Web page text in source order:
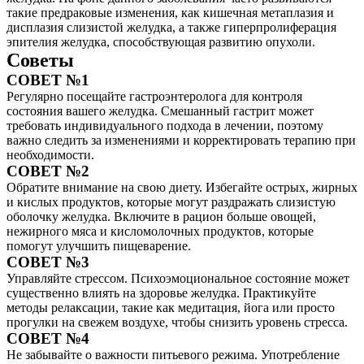
такие предраковые изменения, как кишечная метаплазия и
дисплазия слизистой желудка, а также гиперпролиферация
эпителия желудка, способствующая развитию опухоли.
Советы
СОВЕТ №1
Регулярно посещайте гастроэнтеролога для контроля
состояния вашего желудка. Смешанный гастрит может
требовать индивидуального подхода в лечении, поэтому
важно следить за изменениями и корректировать терапию при
необходимости.
СОВЕТ №2
Обратите внимание на свою диету. Избегайте острых, жирных
и кислых продуктов, которые могут раздражать слизистую
оболочку желудка. Включите в рацион больше овощей,
нежирного мяса и кисломолочных продуктов, которые
помогут улучшить пищеварение.
СОВЕТ №3
Управляйте стрессом. Психоэмоциональное состояние может
существенно влиять на здоровье желудка. Практикуйте
методы релаксации, такие как медитация, йога или просто
прогулки на свежем воздухе, чтобы снизить уровень стресса.
СОВЕТ №4
Не забывайте о важности питьевого режима. Употребление